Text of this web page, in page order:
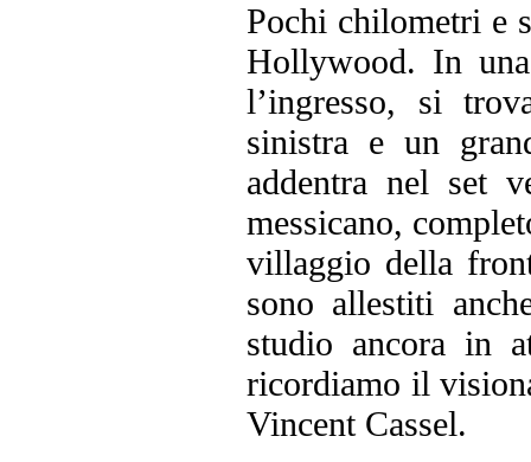
Pochi chilometri e
Hollywood. In una
l’ingresso, si
sinistra e un
addentra nel set
messicano,
villaggio della
sono allestiti
studio ancora in
ricordiamo il
Vincent Cassel.